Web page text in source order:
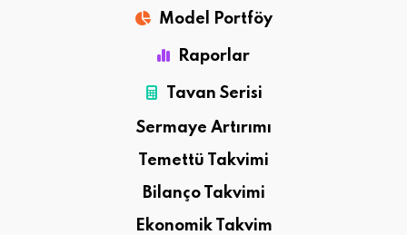
Model Portföy
Raporlar
Tavan Serisi
Sermaye Artırımı
Temettü Takvimi
Bilanço Takvimi
Ekonomik Takvim